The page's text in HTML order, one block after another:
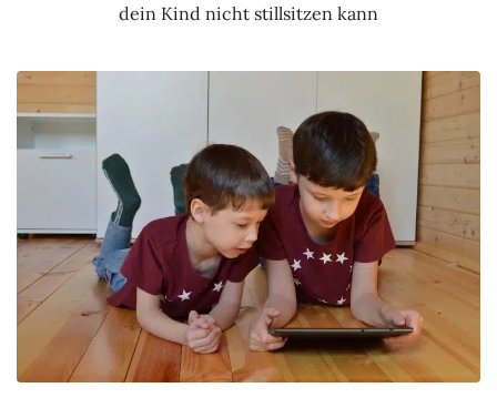
dein Kind nicht stillsitzen kann